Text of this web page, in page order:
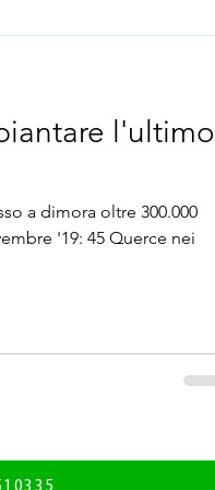
l'ultimo
a dimora oltre 300.000
'19: 45 Querce nei